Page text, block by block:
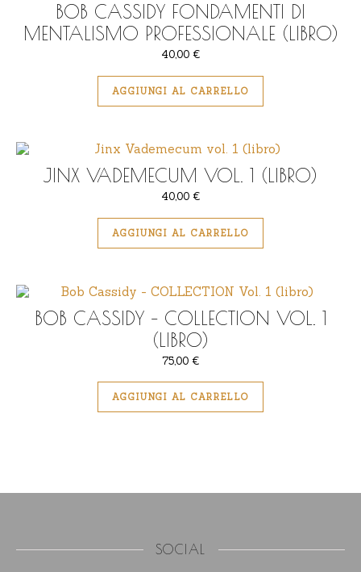
BOB CASSIDY FONDAMENTI DI
MENTALISMO PROFESSIONALE (LIBRO)
40,00 €
AGGIUNGI AL CARRELLO
JINX VADEMECUM VOL. 1 (LIBRO)
40,00 €
AGGIUNGI AL CARRELLO
BOB CASSIDY – COLLECTION VOL. 1
(LIBRO)
75,00 €
AGGIUNGI AL CARRELLO
SOCIAL